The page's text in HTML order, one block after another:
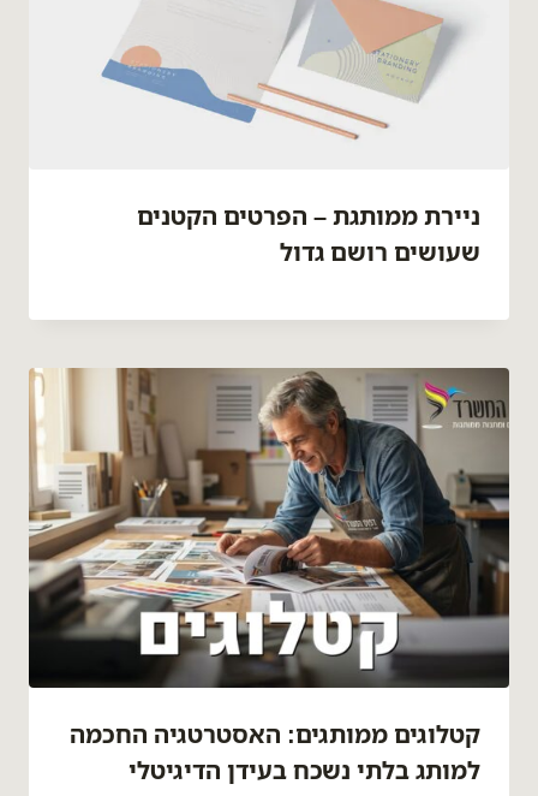
ניירת ממותגת – הפרטים הקטנים
שעושים רושם גדול
קטלוגים ממותגים: האסטרטגיה החכמה
למותג בלתי נשכח בעידן הדיגיטלי